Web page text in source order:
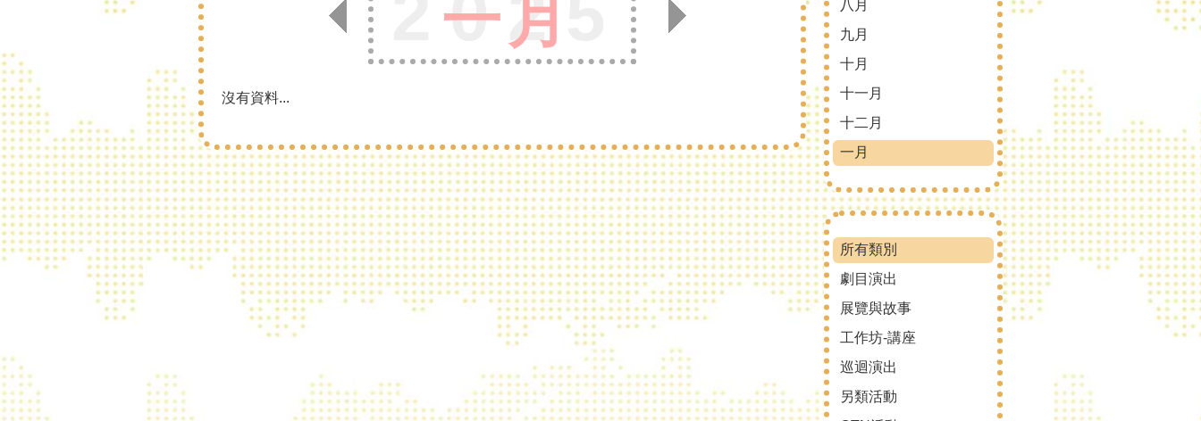
八月
九月
十月
十一月
十二月
一月
所有類別
劇目演出
展覽與故事
工作坊-講座
巡迴演出
另類活動
一月
沒有資料...